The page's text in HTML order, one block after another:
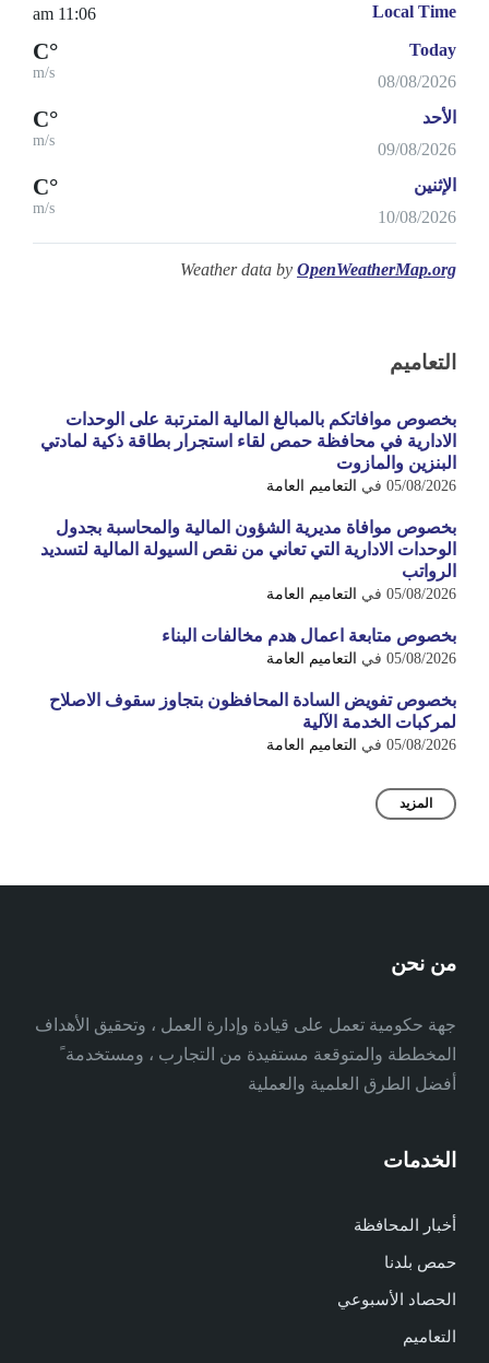
Local Time
11:06 am
Today
08/08/2026
°C
m/s
الأحد
09/08/2026
°C
m/s
الإثنين
10/08/2026
°C
m/s
Weather data by OpenWeatherMap.org
التعاميم
بخصوص موافاتكم بالمبالغ المالية المترتبة على الوحدات
الادارية في محافظة حمص لقاء استجرار بطاقة ذكية لمادتي
البنزين والمازوت
05/08/2026 في التعاميم العامة
بخصوص موافاة مديرية الشؤون المالية والمحاسبة بجدول
الوحدات الادارية التي تعاني من نقص السيولة المالية لتسديد
الرواتب
05/08/2026 في التعاميم العامة
بخصوص متابعة اعمال هدم مخالفات البناء
05/08/2026 في التعاميم العامة
بخصوص تفويض السادة المحافظون بتجاوز سقوف الاصلاح
لمركبات الخدمة الآلية
05/08/2026 في التعاميم العامة
المزيد
من نحن
جهة حكومية تعمل على قيادة وإدارة العمل ، وتحقيق الأهداف
المخططة والمتوقعة مستفيدة من التجارب ، ومستخدمة ً
أفضل الطرق العلمية والعملية
الخدمات
أخبار المحافظة
حمص بلدنا
الحصاد الأسبوعي
التعاميم